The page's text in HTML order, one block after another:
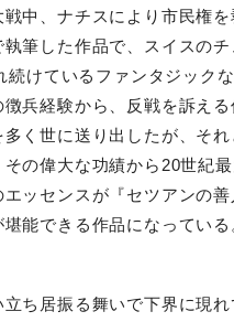
中、ナチスにより市民権を
筆した作品で、スイスのチ
けているファンタジック
兵経験から、反戦を訴える
く世に送り出したが、それ
の偉大な功績から 20世紀
ッセンスが『セツアンの善
能できる作品になっている
ち居振る舞いで下界に現れ